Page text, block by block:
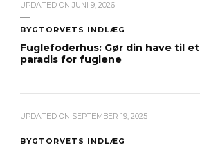
UPDATED ON JUNI 9, 2026
BYGTORVETS INDLÆG
Fuglefoderhus: Gør din have til et
paradis for fuglene
UPDATED ON SEPTEMBER 19, 2025
BYGTORVETS INDLÆG